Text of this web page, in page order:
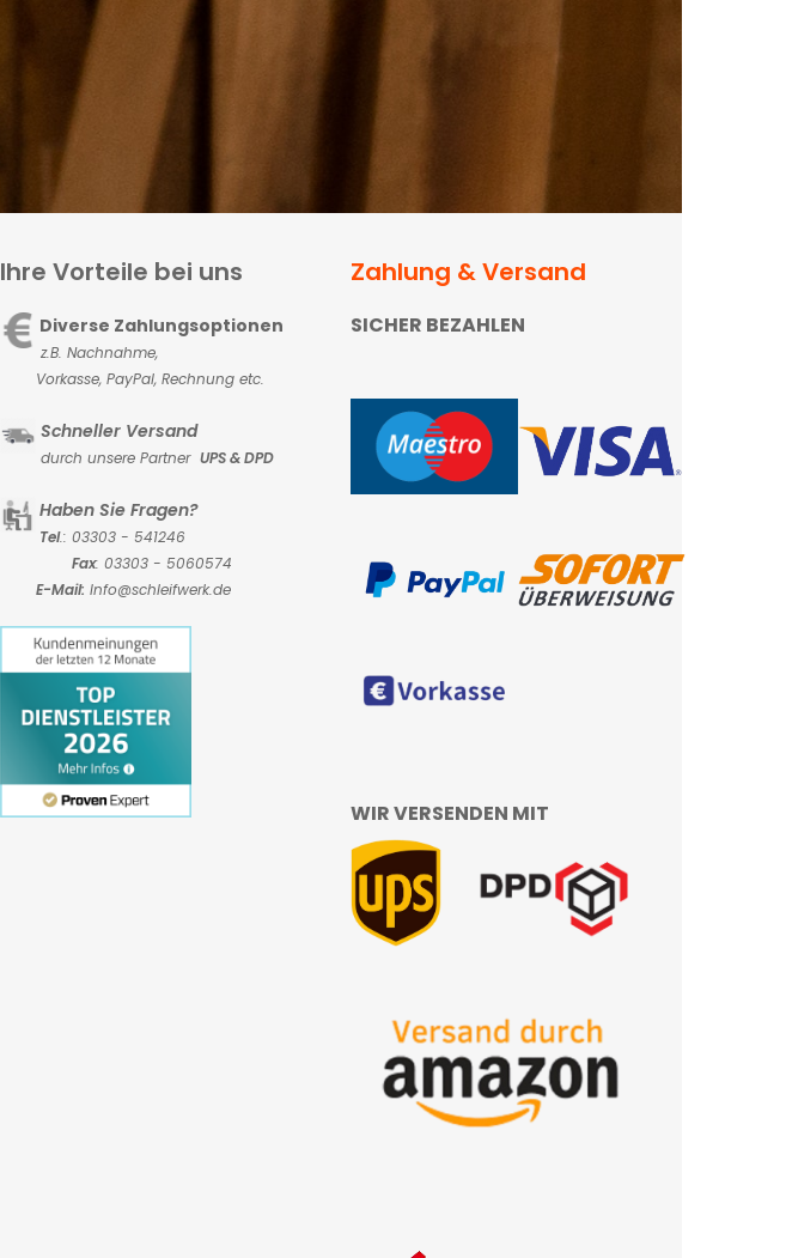
Ihre Vorteile bei uns
Diverse Zahlungsoptionen
z.B. Nachnahme,
Vorkasse, PayPal, Rechnung etc.
Schneller Versand
durch unsere Partner UPS & DPD
Haben Sie Fragen?
Tel.: 03303 - 541246
Fax: 03303 - 5060574
E-Mail: Info@schleifwerk.de
Zahlung & Versand
SICHER BEZAHLEN
WIR VERSENDEN MIT